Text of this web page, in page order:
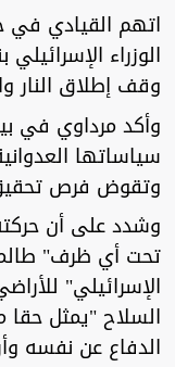
اتهم القيادي
الوزراء
وقف إطلاق النار
وأكد مرداوي في
سياساتها
وتقوض فرص
وشدد على أن
تحت أي ظرف"
الإسرائيلي"
السلاح "يمثل
الدفاع عن نفسه